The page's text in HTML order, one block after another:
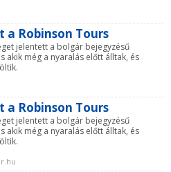
a Robinson Tours
jelentett a bolgár bejegyzésű
akik még a nyaralás előtt álltak, és
a Robinson Tours
jelentett a bolgár bejegyzésű
akik még a nyaralás előtt álltak, és